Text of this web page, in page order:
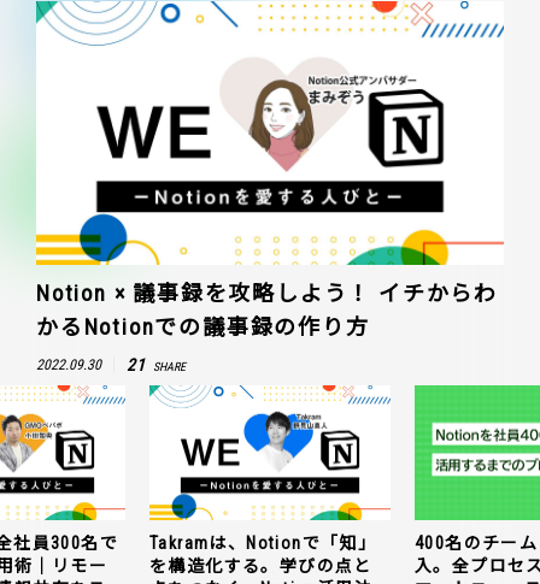
Notion × 議事録を攻略しよう！ イチからわ
かるNotionでの議事録の作り方
2022.09.30 21 SHARE
社員300名で
術｜リモー
Takramは、Notionで「知」
を構造化する。学びの点と
400名のチー
入。全プロセ